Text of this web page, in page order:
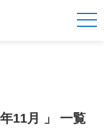
11月 」 一覧